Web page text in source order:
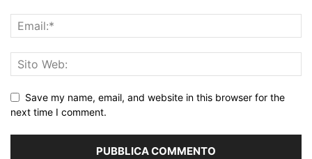
Save my name, email, and website in this browser for the
next time I comment.